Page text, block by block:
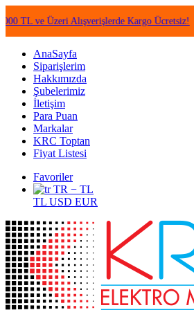
Üzeri Alışverişlerde Kargo Ücretsiz! •
AnaSayfa
Siparişlerim
Hakkımızda
Şubelerimiz
İletişim
Para Puan
Markalar
KRC Toptan
Fiyat Listesi
Favoriler
TR − TL
TL USD EUR